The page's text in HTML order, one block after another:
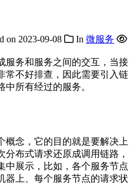
on 2023-09-08 In 微服务
服务和服务之间的交互，当接
常不好排查，因此需要引入链
所有经过的服务。
概念，它的目的就是要解决上
布式请求还原成调用链路，
中展示，比如，各个服务节点
器上、每个服务节点的请求状